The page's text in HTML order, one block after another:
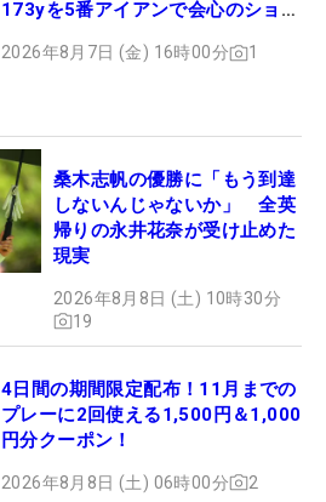
173yを5番アイアンで会心のショッ
2026年8月7日 (金) 16時00分 1
桑木志帆の優勝に「もう到達
しないんじゃないか」 全英
帰りの永井花奈が受け止めた
現実
2026年8月8日 (土) 10時30分
19
4日間の期間限定配布！11月までの
プレーに2回使える1,500円＆1,000
円分クーポン！
2026年8月8日 (土) 06時00分 2